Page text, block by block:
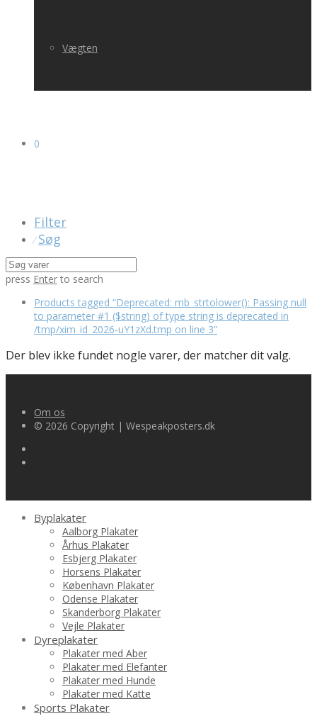
Vægten
0
Filter
⁄ Søg
press Enter to search
Products tagged “Deprecated: mb_strtolower(): Passing null
to parameter #1 ($string) of type string is deprecated in
/tmp/xim_id_2026-uY1zXd.tmp on line 3”
Der blev ikke fundet nogle varer, der matcher dit valg.
Om os
© 2026 Copyright | Wespeakposters.dk
Byplakater
Aalborg Plakater
Århus Plakater
Esbjerg Plakater
Horsens Plakater
København Plakater
Odense Plakater
Skanderborg Plakater
Vejle Plakater
Dyreplakater
Plakater med Aber
Plakater med Elefanter
Plakater med Hunde
Plakater med Katte
Sports Plakater